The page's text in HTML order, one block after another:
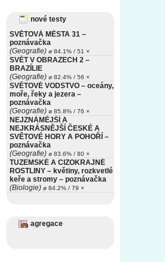
nové testy
SVĚTOVÁ MĚSTA 31 –
poznávačka
(Geografie) ø 84.1% / 51 ×
SVĚT V OBRAZECH 2 –
BRAZÍLIE
(Geografie) ø 82.4% / 56 ×
SVĚTOVÉ VODSTVO – oceány,
moře, řeky a jezera –
poznávačka
(Geografie) ø 85.8% / 76 ×
NEJZNÁMĚJŠÍ A
NEJKRÁSNĚJŠÍ ČESKÉ A
SVĚTOVÉ HORY A POHOŘÍ –
poznávačka
(Geografie) ø 83.6% / 80 ×
TUZEMSKÉ A CIZOKRAJNÉ
ROSTLINY – květiny, rozkvetlé
keře a stromy – poznávačka
(Biologie) ø 84.2% / 79 ×
agregace